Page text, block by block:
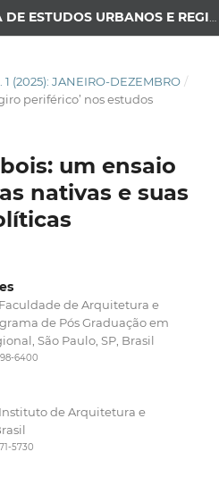
1 (2025): JANEIRO-DEZEMBRO /
periférico’ nos estudos
um ensaio
nativas e suas
de Arquitetura e
de Pós Graduação em
São Paulo, SP, Brasil
6400
de Arquitetura e
5730